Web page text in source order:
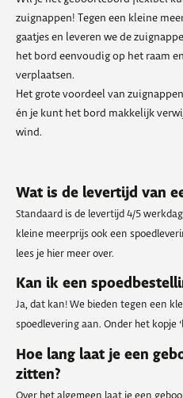
zuignappen! Tegen een kleine
gaatjes en leveren we de
het bord eenvoudig op het raam
verplaatsen.
Het grote voordeel van
én je kunt het bord makkelijk
wind.
Wat is de levertijd van
Standaard is de levertijd 4/5
kleine meerprijs ook een
lees je hier meer over.
Kan ik een
Ja, dat kan! We bieden tegen een
spoedlevering aan. Onder het kopje
Hoe lang laat je een
zitten?
Over het algemeen laat je een